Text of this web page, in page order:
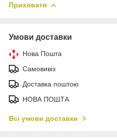
Приховати
Умови доставки
Нова Пошта
Самовивіз
Доставка поштою
НОВА ПОШТА
Всі умови доставки